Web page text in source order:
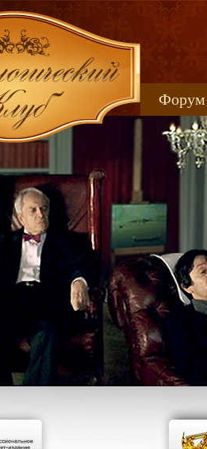
Форум